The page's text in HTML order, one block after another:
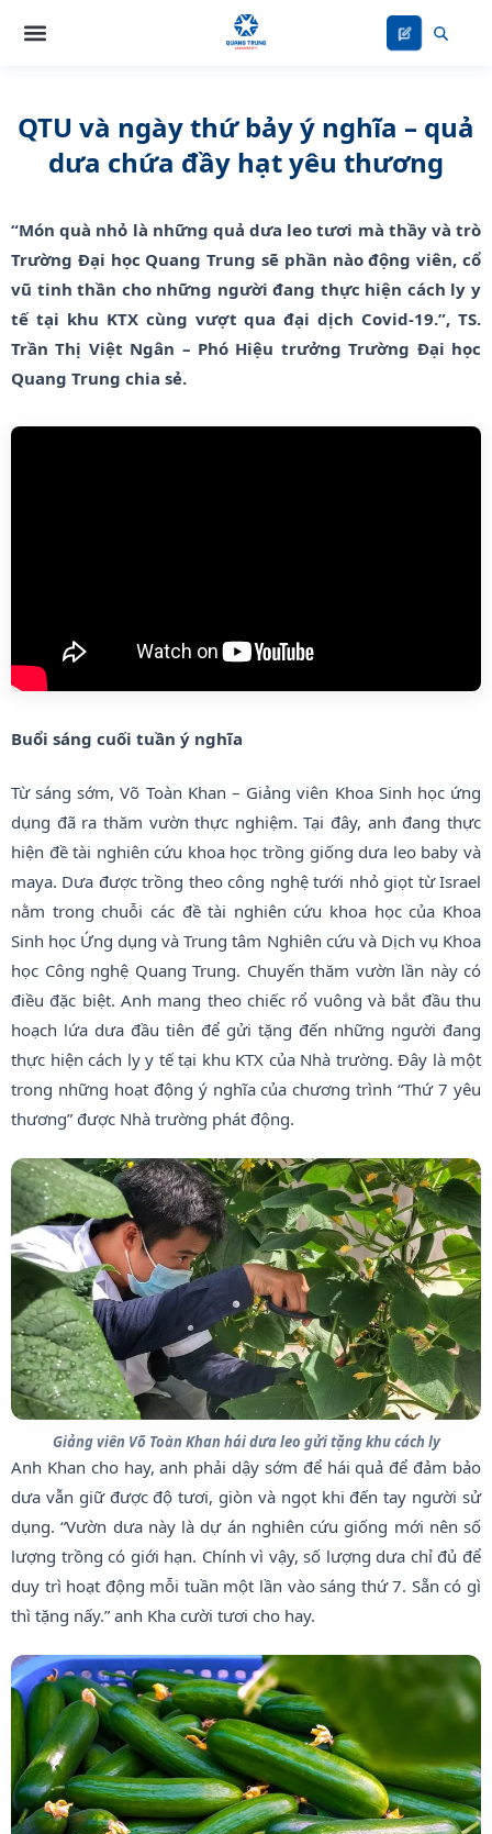
QTU và ngày thứ bảy ý nghĩa – quả
dưa chứa đầy hạt yêu thương
“Món quà nhỏ là những quả dưa leo tươi mà thầy và trò
Trường Đại học Quang Trung sẽ phần nào động viên, cổ
vũ tinh thần cho những người đang thực hiện cách ly y
tế tại khu KTX cùng vượt qua đại dịch Covid-19.”, TS.
Trần Thị Việt Ngân – Phó Hiệu trưởng Trường Đại học
Quang Trung chia sẻ.
Buổi sáng cuối tuần ý nghĩa
Từ sáng sớm, Võ Toàn Khan – Giảng viên Khoa Sinh học ứng
dụng đã ra thăm vườn thực nghiệm. Tại đây, anh đang thực
hiện đề tài nghiên cứu khoa học trồng giống dưa leo baby và
maya. Dưa được trồng theo công nghệ tưới nhỏ giọt từ Israel
nằm trong chuỗi các đề tài nghiên cứu khoa học của Khoa
Sinh học Ứng dụng và Trung tâm Nghiên cứu và Dịch vụ Khoa
học Công nghệ Quang Trung. Chuyến thăm vườn lần này có
điều đặc biệt. Anh mang theo chiếc rổ vuông và bắt đầu thu
hoạch lứa dưa đầu tiên để gửi tặng đến những người đang
thực hiện cách ly y tế tại khu KTX của Nhà trường. Đây là một
trong những hoạt động ý nghĩa của chương trình “Thứ 7 yêu
thương” được Nhà trường phát động.
Giảng viên Võ Toàn Khan hái dưa leo gửi tặng khu cách ly
Anh Khan cho hay, anh phải dậy sớm để hái quả để đảm bảo
dưa vẫn giữ được độ tươi, giòn và ngọt khi đến tay người sử
dụng. “Vườn dưa này là dự án nghiên cứu giống mới nên số
lượng trồng có giới hạn. Chính vì vậy, số lượng dưa chỉ đủ để
duy trì hoạt động mỗi tuần một lần vào sáng thứ 7. Sẵn có gì
thì tặng nấy.” anh Kha cười tươi cho hay.